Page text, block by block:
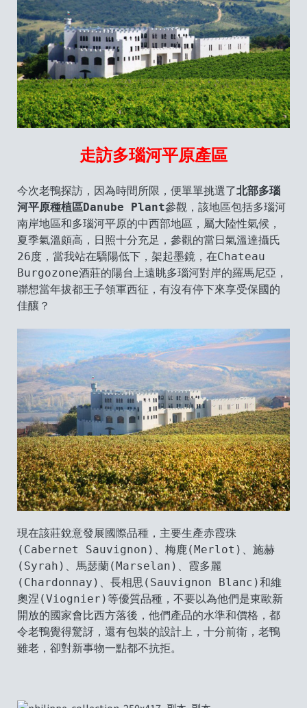
走訪多瑙河平原產區
今次老鴨探訪，因為時間所限，便單單挑選了北部多瑙
河平原種植區Danube Plant參觀，該地區包括多瑙河
南岸地區和多瑙河平原的中西部地區，屬大陸性氣候，
夏季氣溫頗高，日照十分充足，參觀的當日氣溫達攝氏
26度，當我站在驕陽低下，架起墨鏡，在Chateau
Burgozone酒莊的陽台上遠眺多瑙河對岸的羅馬尼亞，
聯想當年拔都王子領軍西征，有沒有停下來享受保國的
佳釀？
現在該莊銳意發展國際品種，主要生產赤霞珠
(Cabernet Sauvignon)、梅鹿(Merlot)、施赫
(Syrah)、馬瑟蘭(Marselan)、霞多麗
(Chardonnay)、長相思(Sauvignon Blanc)和維
奧涅(Viognier)等優質品種，不要以為他們是東歐新
開放的國家會比西方落後，他們產品的水準和價格，都
令老鴨覺得驚訝，還有包裝的設計上，十分前衛，老鴨
雖老，卻對新事物一點都不抗拒。